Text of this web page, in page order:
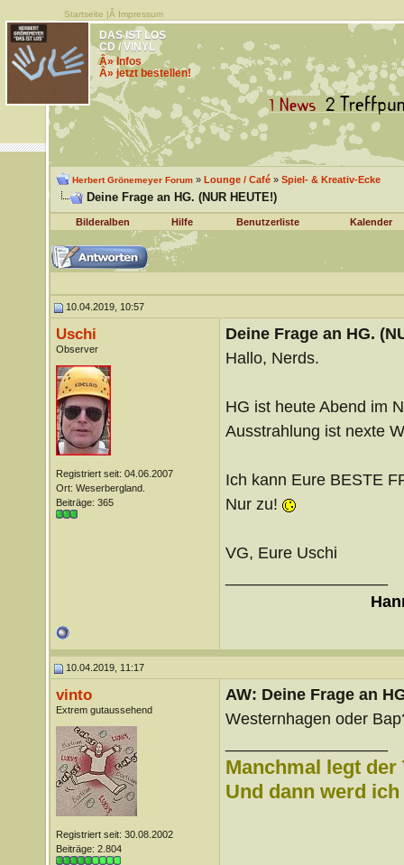
Startseite |Â Impressum
DAS IST LOS
CD / VINYL
Â» Infos
Â» jetzt bestellen!
Herbert Grönemeyer Forum» Lounge / Café» Spiel- & Kreativ-Ecke
Deine Frage an HG. (NUR HEUTE!)
Bilderalben Hilfe Benutzerliste Kalender
10.04.2019, 10:57
Uschi
Observer
Registriert seit: 04.06.2007
Ort: Weserbergland.
Beiträge: 365
Deine Frage an HG.
Hallo, Nerds.
HG ist heute Abend im
Ausstrahlung ist nexte
Ich kann Eure BESTE
Nur zu!
VG, Eure Uschi
10.04.2019, 11:17
vinto
Extrem gutaussehend
Registriert seit: 30.08.2002
Beiträge: 2.804
AW: Deine Frage an
Westernhagen oder
Manchmal legt
Und dann werd